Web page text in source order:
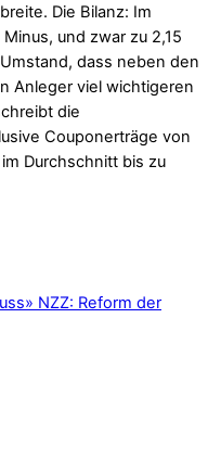
Die Bilanz: Im
und zwar zu 2,15
dass neben den
Anleger viel wichtigeren
die
Couponerträge von
Durchschnitt bis zu
» NZZ: Reform der